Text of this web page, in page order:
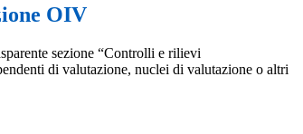
OIV
sezione “Controlli e rilievi
di valutazione, nuclei di valutazione o altri